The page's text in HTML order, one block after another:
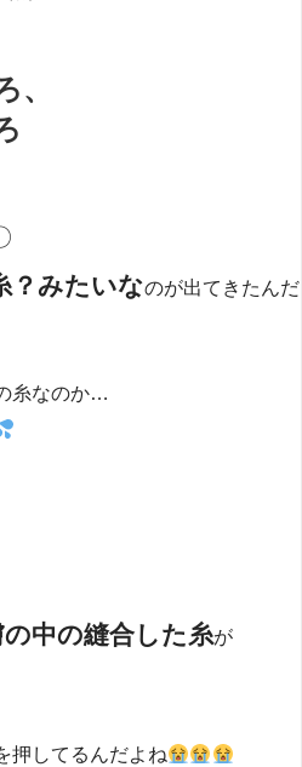
、
？みたいなのが出てきたんだ
糸なのか…
の中の縫合した糸が
押してるんだよね